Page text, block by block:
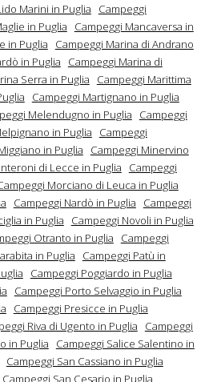
Marini in Puglia
Campeggi
in Puglia
Campeggi Mancaversa in
in Puglia
Campeggi Marina di Andrano
in Puglia
Campeggi Marina di
Serra in Puglia
Campeggi Marittima
Campeggi Martignano in Puglia
Melendugno in Puglia
Campeggi
in Puglia
Campeggi
in Puglia
Campeggi Minervino
di Lecce in Puglia
Campeggi
Morciano di Leuca in Puglia
Campeggi Nardò in Puglia
Campeggi
in Puglia
Campeggi Novoli in Puglia
Otranto in Puglia
Campeggi
in Puglia
Campeggi Patù in
Campeggi Poggiardo in Puglia
Campeggi Porto Selvaggio in Puglia
Campeggi Presicce in Puglia
Riva di Ugento in Puglia
Campeggi
in Puglia
Campeggi Salice Salentino in
Campeggi San Cassiano in Puglia
Campeggi San Cesario in Puglia